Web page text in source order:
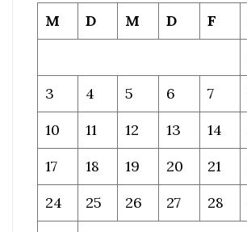
M
D M D F
3
4 5 6 7
10
11 12 13 14
17
18 19 20 21
24
25 26 27 28